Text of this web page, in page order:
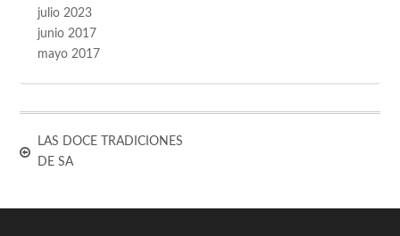
julio 2023
junio 2017
mayo 2017
LAS DOCE TRADICIONES
DE SA